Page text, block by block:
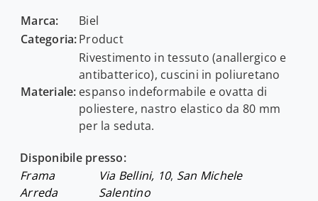
Marca:
Biel
Categoria:Product
Materiale:
Rivestimento in tessuto (anallergico e
antibatterico), cuscini in poliuretano
espanso indeformabile e ovatta di
poliestere, nastro elastico da 80 mm
per la seduta.
Disponibile presso:
Frama
Arreda
Via Bellini, 10, San Michele
Salentino